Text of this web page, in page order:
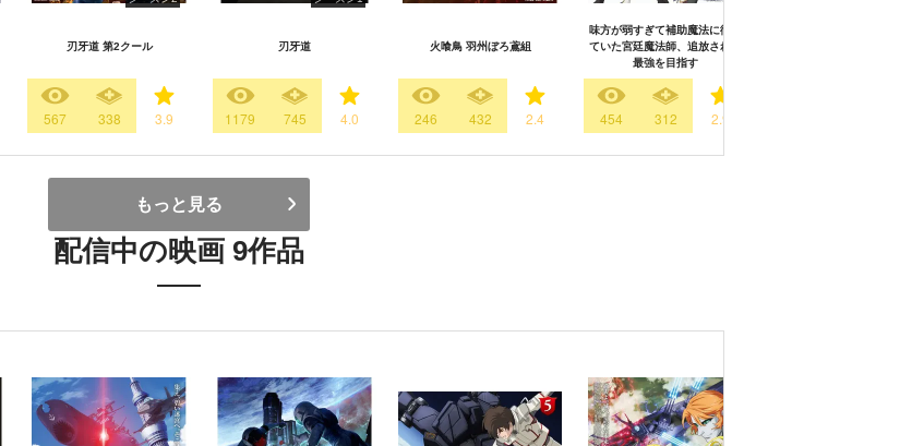
刃牙道 第2クール
567 338 3.9
刃牙道
1179 745 4.0
火喰鳥 羽州ぼろ鳶組
246 432 2.4
味方が弱すぎて補助魔法に徹し
ていた宮廷魔法師、追放されて
最強を目指す
454 312 2.9
もっと見る
配信中の映画 9作品